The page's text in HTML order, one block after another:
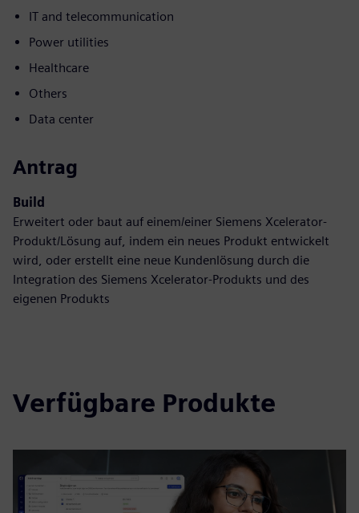
IT and telecommunication
Power utilities
Healthcare
Others
Data center
Antrag
Build
Erweitert oder baut auf einem/einer Siemens Xcelerator-
Produkt/Lösung auf, indem ein neues Produkt entwickelt
wird, oder erstellt eine neue Kundenlösung durch die
Integration des Siemens Xcelerator-Produkts und des
eigenen Produkts
Verfügbare Produkte